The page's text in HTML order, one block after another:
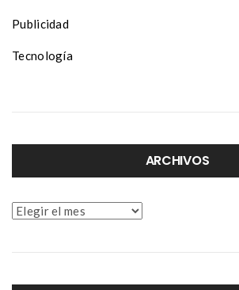
Publicidad
Tecnología
ARCHIVOS
Archivos